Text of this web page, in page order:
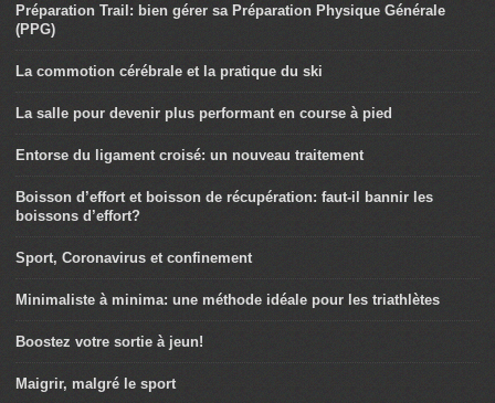
Préparation Trail: bien gérer sa Préparation Physique Générale
(PPG)
La commotion cérébrale et la pratique du ski
La salle pour devenir plus performant en course à pied
Entorse du ligament croisé: un nouveau traitement
Boisson d’effort et boisson de récupération: faut-il bannir les
boissons d’effort?
Sport, Coronavirus et confinement
Minimaliste à minima: une méthode idéale pour les triathlètes
Boostez votre sortie à jeun!
Maigrir, malgré le sport